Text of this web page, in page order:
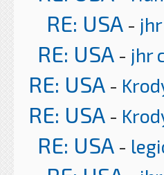
RE: USA -
RE: USA - jhr
RE: USA -
RE: USA -
RE: USA -